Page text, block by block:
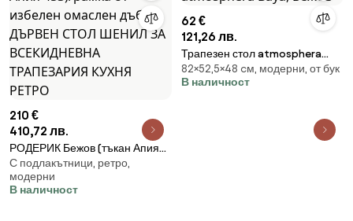
210 €
410,72 лв.
РОДЕРИК Бежов (тъкан Апия
453)/рамка от избелен
омаслен дъб - ДЪРВЕН СТОЛ
ШЕНИЛ ЗА ВСЕКИДНЕВНА
С подлакътници, ретро,
модерни
В наличност
62 €
121,26 лв.
Трапезен стол atmosphera
Baya, Бежов
82×52,5×48 cм, модерни, от бук
В наличност